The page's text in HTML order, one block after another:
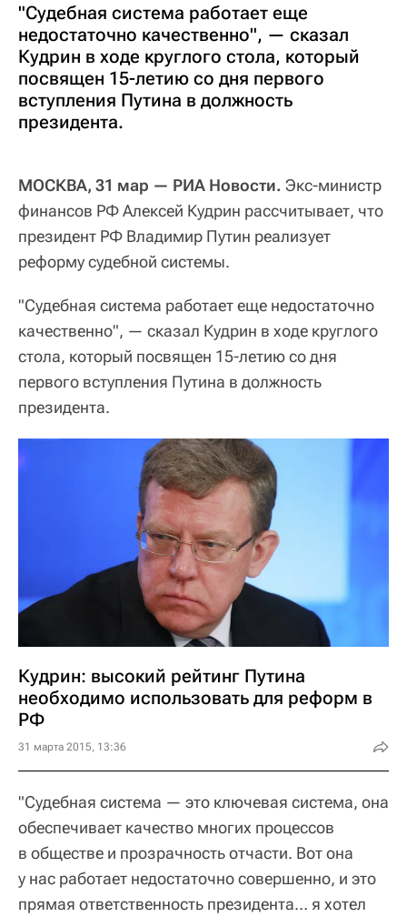
"Судебная система работает еще
недостаточно качественно", — сказал
Кудрин в ходе круглого стола, который
посвящен 15-летию со дня первого
вступления Путина в должность
президента.
МОСКВА, 31 мар — РИА Новости. Экс-министр
финансов РФ Алексей Кудрин рассчитывает, что
президент РФ Владимир Путин реализует
реформу судебной системы.
"Судебная система работает еще недостаточно
качественно", — сказал Кудрин в ходе круглого
стола, который посвящен 15-летию со дня
первого вступления Путина в должность
президента.
Кудрин: высокий рейтинг Путина
необходимо использовать для реформ в
РФ
31 марта 2015, 13:36
"Судебная система — это ключевая система, она
обеспечивает качество многих процессов
в обществе и прозрачность отчасти. Вот она
у нас работает недостаточно совершенно, и это
прямая ответственность президента… я хотел